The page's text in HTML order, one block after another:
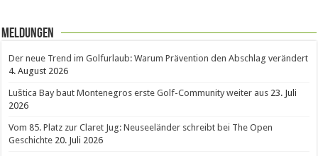
Meldungen
Der neue Trend im Golfurlaub: Warum Prävention den Abschlag verändert
4. August 2026
Luštica Bay baut Montenegros erste Golf-Community weiter aus 23. Juli
2026
Vom 85. Platz zur Claret Jug: Neuseeländer schreibt bei The Open
Geschichte 20. Juli 2026